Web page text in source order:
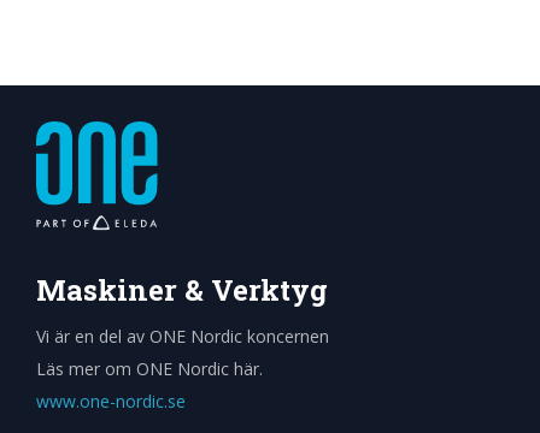
Maskiner & Verktyg
Vi är en del av ONE Nordic koncernen
Läs mer om ONE Nordic här.
www.one-nordic.se